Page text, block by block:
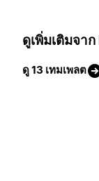
ดูเพิ่มเติมจา
ดู 13 เทมเพลต